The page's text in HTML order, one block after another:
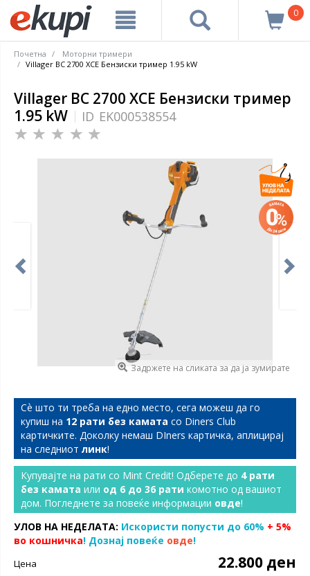
0
Почетна
Моторни тримери
Villager BC 2700 XCE Бензиски тример 1.95 kW
Villager BC 2700 XCE Бензиски тример
1.95 kW
ID EK000538554
Задржете на сликата за да ја зумирате
Сѐ што ти треба на едно место, сега можеш да го
купиш на 12 рати без камата со Diners Club
картичките. Доколку немаш DIners картичка, аплицирај
на следниот линк!
Купувајте на рати со Mint Credit! Одберете до 4 рати
без камата или од 6 до 36 рати комотно од вашиот
дом. Погледнете за повеќе информации овде!
УЛОВ НА НЕДЕЛАТА: Искористи попусти до 60% + 5%
во кошничка! Дознај повеќе овде!
Цена 22.800 ден